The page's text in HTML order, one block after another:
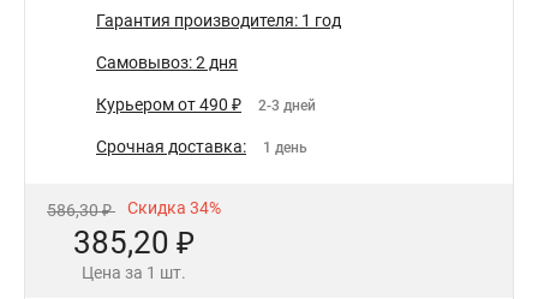
Гарантия производителя: 1 год
Самовывоз: 2 дня
Курьером от 490 ₽ 2-3 дней
Срочная доставка: 1 день
586,30 ₽ Скидка 34%
385,20 ₽
Цена за 1 шт.